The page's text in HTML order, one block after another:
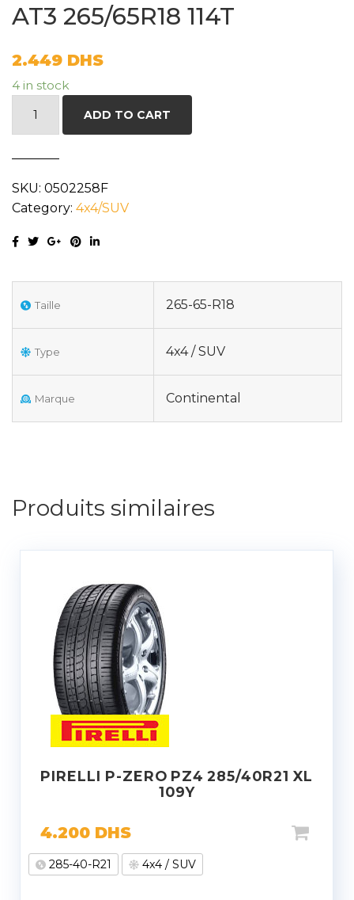
AT3 265/65R18 114T
2.449 DHS
4 in stock
114T
quantity
ADD TO CART
SKU: 0502258F
Category: 4x4/SUV
Taille 265-65-R18
Type 4x4 / SUV
Marque Continental
Produits similaires
PIRELLI P-ZERO PZ4 285/40R21 XL
109Y
4.200 DHS
285-40-R21 4x4 / SUV